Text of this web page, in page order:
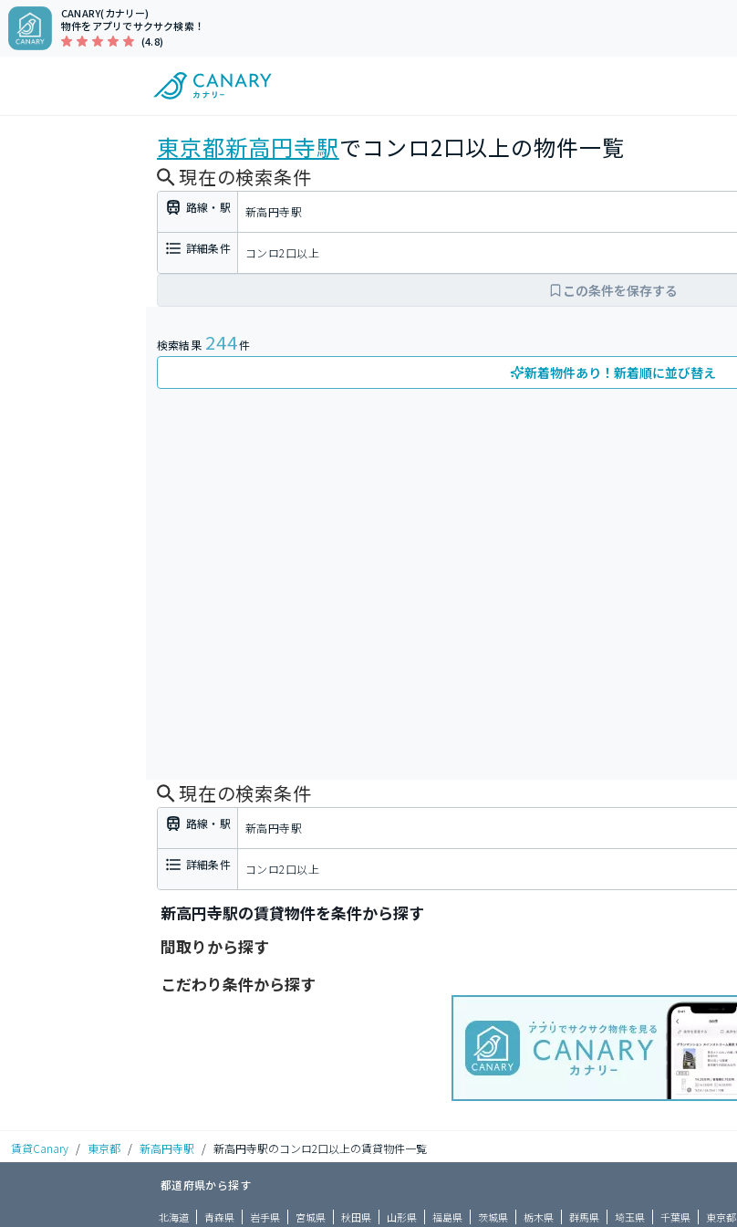
CANARY(カナリー)
物件をアプリでサクサク検索！
(4.8)
東京都新高円寺駅でコンロ2口以上の物件一覧
現在の検索条件
路線・駅 新高円寺駅
詳細条件 コンロ2口以上
この条件を保存する
検索結果 244件
新着物件あり！新着順に並び替え
現在の検索条件
路線・駅 新高円寺駅
詳細条件 コンロ2口以上
新高円寺駅の賃貸物件を条件から探す
間取りから探す
こだわり条件から探す
賃貸Canary / 東京都 / 新高円寺駅 / 新高円寺駅のコンロ2口以上の賃貸物件一覧
都道府県から探す
北海道 青森県 岩手県 宮城県 秋田県 山形県 福島県 茨城県 栃木県 群馬県 埼玉県 千葉県 東京都